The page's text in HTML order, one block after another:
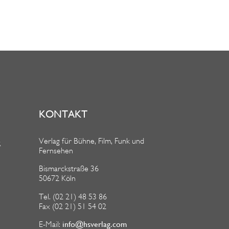
KONTAKT
Verlag für Bühne, Film, Funk und
Fernsehen
Bismarckstraße 36
50672 Köln
Tel. (02 21) 48 53 86
Fax (02 21) 51 54 02
E-Mail: info@hsverlag.com